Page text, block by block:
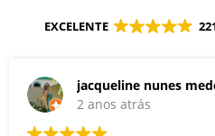
EXCELENTE
jacqueline nunes
2 anos atrás